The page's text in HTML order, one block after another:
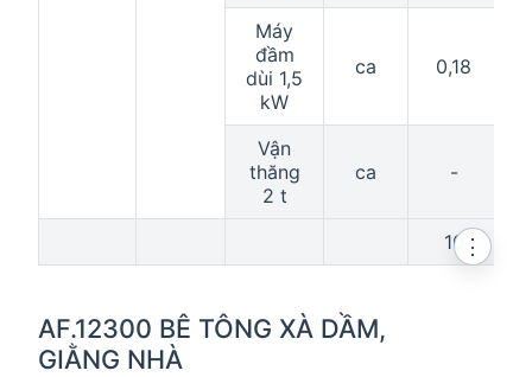
Máy
đầm
dùi 1,5
kW
ca 0,18
Vận
thăng
2 t
ca -
10
AF.12300 BÊ TÔNG XÀ DẦM,
GIẰNG NHÀ
⋮